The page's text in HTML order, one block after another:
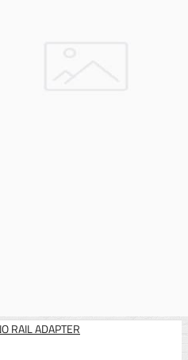
RAIL ADAPTER